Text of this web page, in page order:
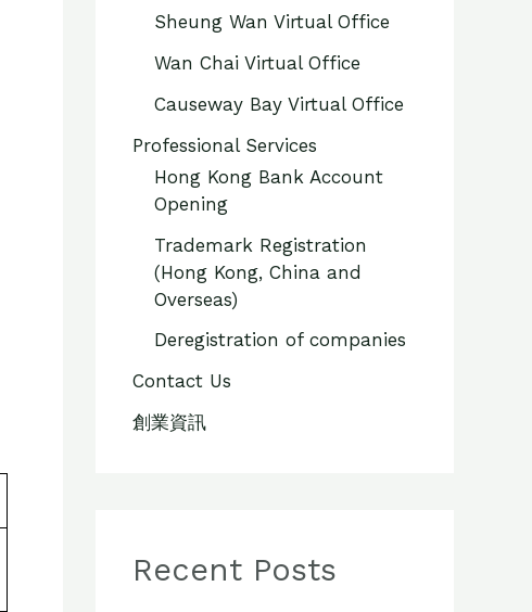
Sheung Wan Virtual Office
Wan Chai Virtual Office
Causeway Bay Virtual Office
Professional Services
Hong Kong Bank Account
Opening
Trademark Registration
(Hong Kong, China and
Overseas)
Deregistration of companies
Contact Us
創業資訊
Recent Posts